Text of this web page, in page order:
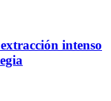
intenso